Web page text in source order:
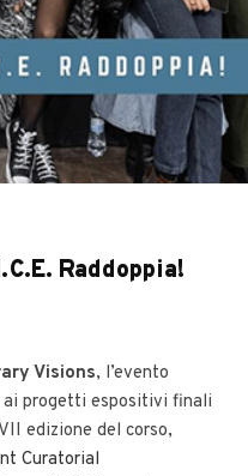
Raddoppia!
Visions, l’evento
progetti espositivi finali
edizione del corso,
Curatorial